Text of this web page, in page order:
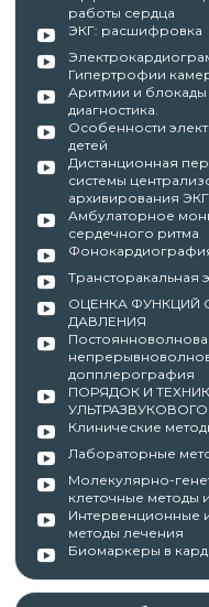
работы сердца
ЭКГ: расшифровка
Гипертрофии
Аритмии и блокады
диагностика.
Особенности
детей
Дистанционная
системы
архивирования ЭКГ
Амбулаторное
сердечного ритма
Трансторакальная
ОЦЕНКА ФУНКЦИЙ
ДАВЛЕНИЯ
допплерография
ПОРЯДОК И
Клинические
Лабораторные
Молекулярно-
клеточные методы
Интервенционные
методы лечения
Биомаркеры в